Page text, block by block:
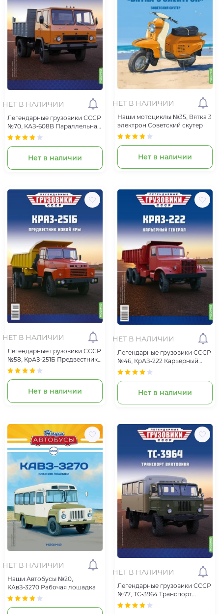
НЕТ В НАЛИЧИИ
Легендарные грузовики СССР
№70, КАЗ-608В Параллельная
реальность
Нет в наличии
НЕТ В НАЛИЧИИ
Наши мотоциклы №35, Вятка 3
электрон Советский скутер
Нет в наличии
НЕТ В НАЛИЧИИ
Легендарные грузовики СССР
№58, КрАЗ-251Б Предвестник
новой эры
Нет в наличии
НЕТ В НАЛИЧИИ
Легендарные грузовики СССР
№46, КрАЗ-222 Карьерный
генерал
Нет в наличии
НЕТ В НАЛИЧИИ
Наши Автобусы №20,
КАвЗ-3270 Рабочая лошадка
НЕТ В НАЛИЧИИ
Легендарные грузовики СССР
№77, ТС-3964 Транспорт
вахтовика